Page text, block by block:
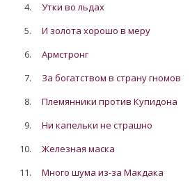
4.
Утки во льдах
5.
И золота хорошо в меру
6.
Армстронг
7.
За богатством в страну гномов
8.
Племянники против Купидона
9.
Ни капельки не страшно
10.
Железная маска
11.
Много шума из-за Макдака